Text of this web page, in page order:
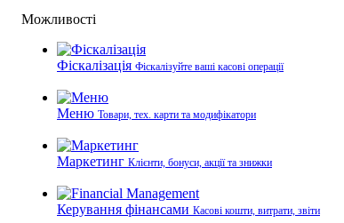
Можливості
Фіскалізація Фіскалізуйте ваші касові операції
Меню Товари, тех. карти та модифікатори
Маркетинг Клієнти, бонуси, акції та знижки
Керування фінансами Касові кошти, витрати, звіти